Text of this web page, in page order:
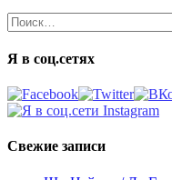
Найти:
Я в соц.сетях
Свежие записи